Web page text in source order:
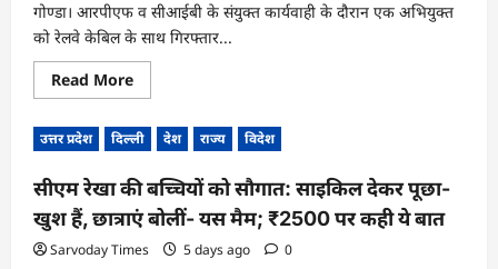
गोण्डा। आरपीएफ व सीआईबी के संयुक्त कार्यवाही के दौरान एक अभियुक्त
को रेलवे केबिल के साथ गिरफ्तार...
Read MoreRead
more
आरपीएफ
व
सीआईबी
संयुक्त
कार्यवाही
में
रेलवे
केबिल
उत्तर प्रदेश दिल्ली देश राज्य विदेश
सीएम रेखा की बच्चियों को सौगात: साइकिल देकर पूछा-
खुश हैं, छात्राएं बोलीं- यस मैम; ₹2500 पर कही ये बात
Sarvoday Times 5 days ago 0